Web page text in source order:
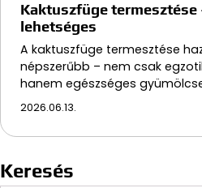
Kaktuszfüge termesztése
lehetséges
A kaktuszfüge termesztése
népszerűbb – nem csak
hanem egészséges
2026.06.13.
Keresés